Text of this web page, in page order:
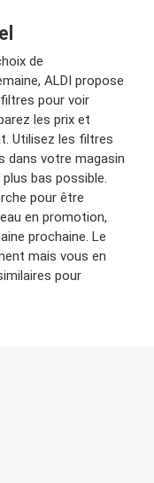
de
ALDI propose
pour voir
les prix et
Utilisez les filtres
dans votre magasin
bas possible.
pour être
en promotion,
prochaine. Le
mais vous en
pour